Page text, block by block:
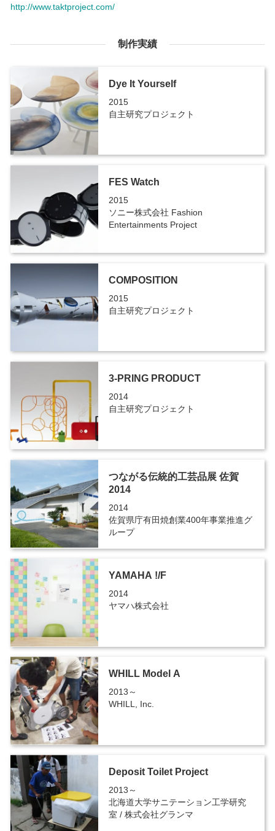
http://www.taktproject.com/
制作実績
Dye It Yourself
2015
自主研究プロジェクト
FES Watch
2015
ソニー株式会社 Fashion
Entertainments Project
COMPOSITION
2015
自主研究プロジェクト
3-PRING PRODUCT
2014
自主研究プロジェクト
つながる伝統的工芸品展 佐賀
2014
2014
佐賀県庁有田焼創業400年事業推進グ
ループ
YAMAHA !/F
2014
ヤマハ株式会社
WHILL Model A
2013～
WHILL, Inc.
Deposit Toilet Project
2013～
北海道大学サニテーション工学研究
室 / 株式会社グランマ